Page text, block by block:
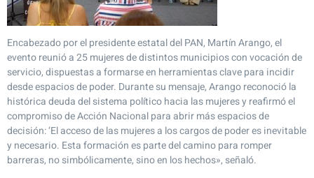
Encabezado por el presidente estatal del PAN, Martín Arango, el
evento reunió a 25 mujeres de distintos municipios con vocación de
servicio, dispuestas a formarse en herramientas clave para incidir
desde espacios de poder. Durante su mensaje, Arango reconoció la
histórica deuda del sistema político hacia las mujeres y reafirmó el
compromiso de Acción Nacional para abrir más espacios de
decisión: ‘El acceso de las mujeres a los cargos de poder es inevitable
y necesario. Esta formación es parte del camino para romper
barreras, no simbólicamente, sino en los hechos», señaló.